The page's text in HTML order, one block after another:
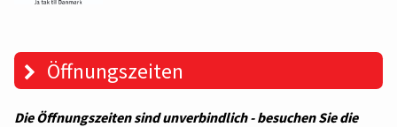
Öffnungszeiten
Die Öffnungszeiten sind unverbindlich - besuchen Sie die